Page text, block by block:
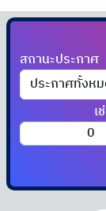
สถานะประกาศ
เ